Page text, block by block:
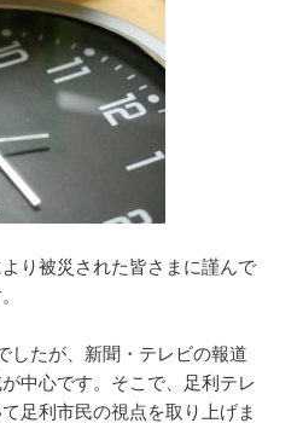
り被災された皆さまに謹んで
したが、新聞・テレビの報道
中心です。そこで、足利テレ
足利市民の視点を取り上げま